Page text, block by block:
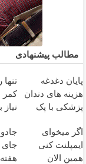
مطالب پیشنهادی
پایان دغدغه
هزینه های دندان
پزشکی با پک
خانگی
تنها
کمر
نیاز
اگر میخوای
ایمپلنت کنی
همین الان